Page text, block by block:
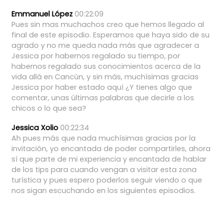
Emmanuel López 00:22:09
Pues sin mas muchachos creo que hemos llegado al
final de este episodio. Esperamos que haya sido de su
agrado y no me queda nada más que agradecer a
Jessica por habernos regalado su tiempo, por
habernos regalado sus conocimientos acerca de la
vida allá en Cancún, y sin más, muchísimas gracias
Jessica por haber estado aquí ¿Y tienes algo que
comentar, unas últimas palabras que decirle a los
chicos o lo que sea?
Jessica Xolio 00:22:34
Ah pues más que nada muchísimas gracias por la
invitación, yo encantada de poder compartirles, ahora
sí que parte de mi experiencia y encantada de hablar
de los tips para cuando vengan a visitar esta zona
turística y pues espero poderlos seguir viendo o que
nos sigan escuchando en los siguientes episodios.